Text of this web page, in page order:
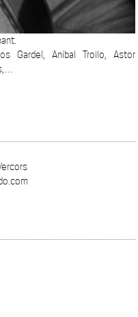
Gardel, Aníbal Troilo, Astor